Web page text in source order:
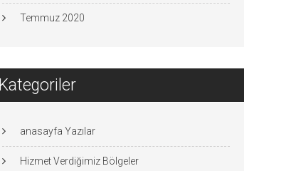
Temmuz 2020
Kategoriler
anasayfa Yazılar
Hizmet Verdiğimiz Bölgeler